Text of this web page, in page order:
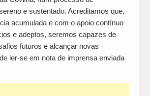
e sustentado. Acreditamos que,
acumulada e com o apoio contínuo
e adeptos, seremos capazes de
futuros e alcançar novas
ler-se em nota de imprensa enviada